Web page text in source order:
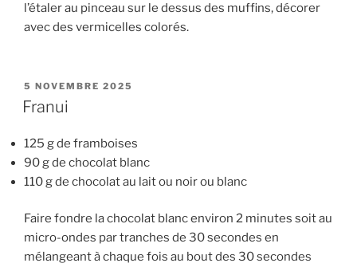
l’étaler au pinceau sur le dessus des muffins, décorer
avec des vermicelles colorés.
PUBLIÉ
LE
5 NOVEMBRE 2025
Franui
125 g de framboises
90 g de chocolat blanc
110 g de chocolat au lait ou noir ou blanc
Faire fondre la chocolat blanc environ 2 minutes soit au
micro-ondes par tranches de 30 secondes en
mélangeant à chaque fois au bout des 30 secondes